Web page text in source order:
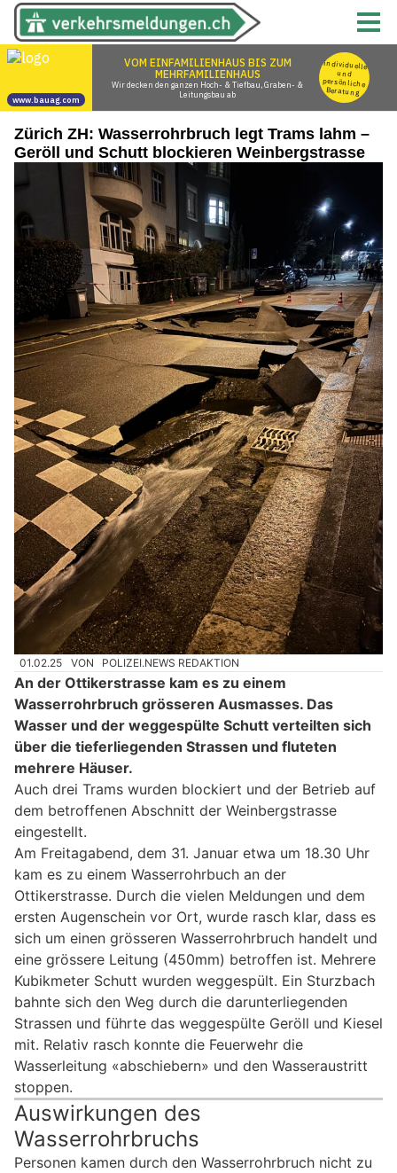
Zürich ZH: Wasserrohrbruch legt Trams lahm –
Geröll und Schutt blockieren Weinbergstrasse
01.02.25 VON POLIZEI.NEWS REDAKTION
An der Ottikerstrasse kam es zu einem
Wasserrohrbruch grösseren Ausmasses. Das
Wasser und der weggespülte Schutt verteilten sich
über die tieferliegenden Strassen und fluteten
mehrere Häuser.
Auch drei Trams wurden blockiert und der Betrieb auf
dem betroffenen Abschnitt der Weinbergstrasse
eingestellt.
Am Freitagabend, dem 31. Januar etwa um 18.30 Uhr
kam es zu einem Wasserrohrbuch an der
Ottikerstrasse. Durch die vielen Meldungen und dem
ersten Augenschein vor Ort, wurde rasch klar, dass es
sich um einen grösseren Wasserrohrbruch handelt und
eine grössere Leitung (450mm) betroffen ist. Mehrere
Kubikmeter Schutt wurden weggespült. Ein Sturzbach
bahnte sich den Weg durch die darunterliegenden
Strassen und führte das weggespülte Geröll und Kiesel
mit. Relativ rasch konnte die Feuerwehr die
Wasserleitung «abschiebern» und den Wasseraustritt
stoppen.
Auswirkungen des
Wasserrohrbruchs
Personen kamen durch den Wasserrohrbruch nicht zu